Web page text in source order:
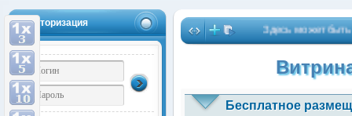
Авторизация
Здесь может быть
Бесплатное